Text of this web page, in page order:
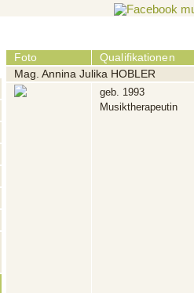
Foto Qualifikationen
Mag. Annina Julika HOBLER
geb. 1993
Musiktherapeutin